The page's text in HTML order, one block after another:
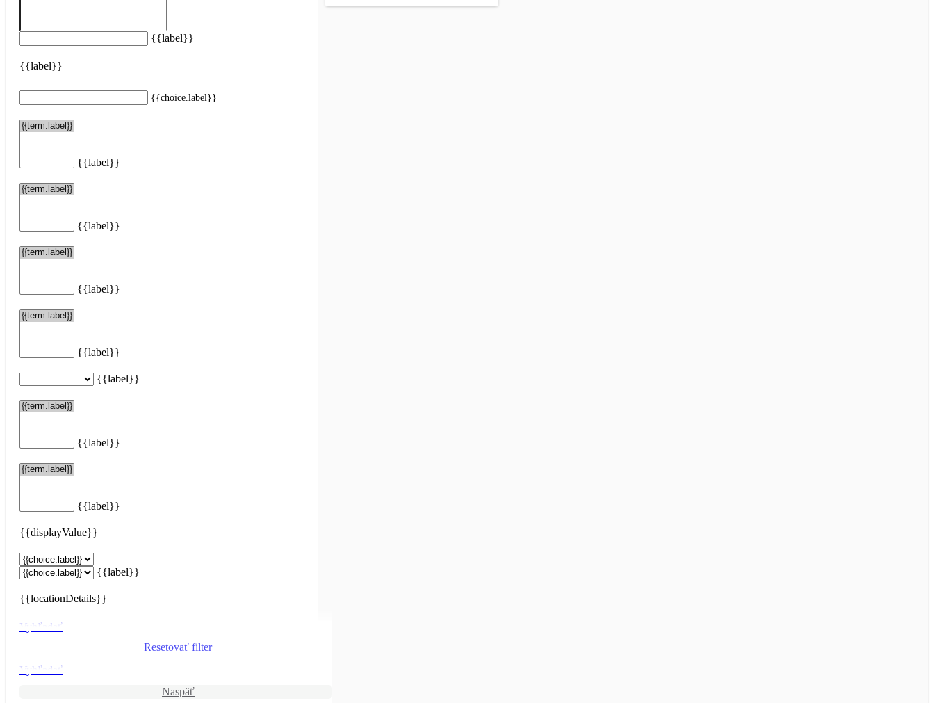
{{label}}
{{label}}
{{choice.label}}
{{label}}
{{label}}
{{label}}
{{label}}
{{label}}
{{label}}
{{label}}
{{displayValue}}
{{label}}
{{locationDetails}}
Vyhľadať
Resetovať filter
Vyhľadať
Naspäť